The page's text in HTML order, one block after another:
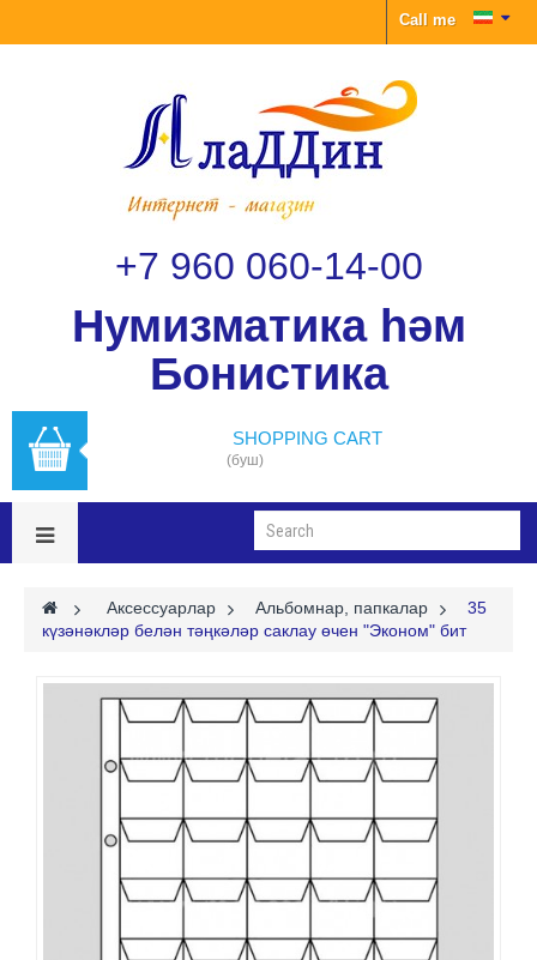
Call me
+7 960 060-14-00
Нумизматика һәм
Бонистика
SHOPPING CART
(буш)
> Аксессуарлар > Альбомнар, папкалар >
35
күзәнәкләр белән тәңкәләр саклау өчен "Эконом" бит